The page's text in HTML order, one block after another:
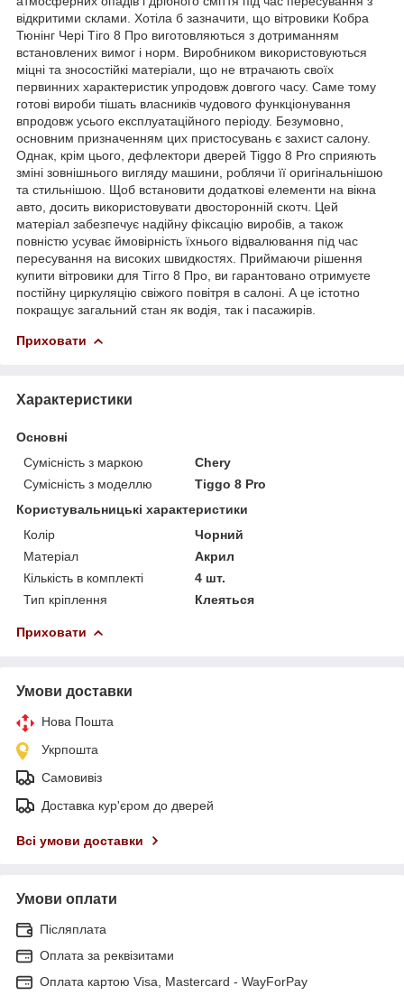
відкритими склами. Хотіла б зазначити, що вітровики Кобра
Тюнінг Чері Тіго 8 Про виготовляються з дотриманням
встановлених вимог і норм. Виробником використовуються
міцні та зносостійкі матеріали, що не втрачають своїх
первинних характеристик упродовж довгого часу. Саме тому
готові вироби тішать власників чудового функціонування
впродовж усього експлуатаційного періоду. Безумовно,
основним призначенням цих пристосувань є захист салону.
Однак, крім цього, дефлектори дверей Tiggo 8 Pro сприяють
зміні зовнішнього вигляду машини, роблячи її оригінальнішою
та стильнішою. Щоб встановити додаткові елементи на вікна
авто, досить використовувати двосторонній скотч. Цей
матеріал забезпечує надійну фіксацію виробів, а також
повністю усуває ймовірність їхнього відвалювання під час
пересування на високих швидкостях. Приймаючи рішення
купити вітровики для Тігго 8 Про, ви гарантовано отримуєте
постійну циркуляцію свіжого повітря в салоні. А це істотно
покращує загальний стан як водія, так і пасажирів.
Приховати
Характеристики
Основні
Сумісність з маркою
Chery
Сумісність з моделлю
Tiggo 8 Pro
Користувальницькі характеристики
Колір
Чорний
Матеріал
Акрил
Кількість в комплекті
4 шт.
Тип кріплення
Клеяться
Приховати
Умови доставки
Нова Пошта
Укрпошта
Самовивіз
Доставка кур'єром до дверей
Всі умови доставки
Умови оплати
Післяплата
Оплата за реквізитами
Оплата картою Visa, Mastercard - WayForPay